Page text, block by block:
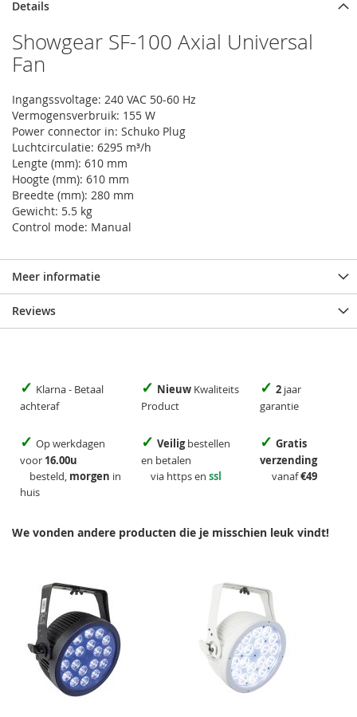
Details
Showgear SF-100 Axial Universal
Fan
Ingangssvoltage: 240 VAC 50-60 Hz
Vermogensverbruik: 155 W
Power connector in: Schuko Plug
Luchtcirculatie: 6295 m³/h
Lengte (mm): 610 mm
Hoogte (mm): 610 mm
Breedte (mm): 280 mm
Gewicht: 5.5 kg
Control mode: Manual
Meer informatie
Reviews
✓ Klarna - Betaal
achteraf
✓ Nieuw Kwaliteits
Product
✓ 2 jaar
garantie
✓ Op werkdagen
voor 16.00u
besteld, morgen in
huis
✓ Veiligbestellen
en betalen
via https en ssl
✓ Gratis
verzending
vanaf€49
We vonden andere producten die je misschien leuk vindt!